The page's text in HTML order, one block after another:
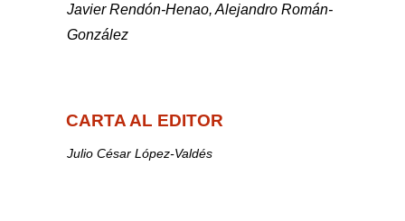
Javier Rendón-Henao, Alejandro Román-
González
CARTA AL EDITOR
Julio César López-Valdés